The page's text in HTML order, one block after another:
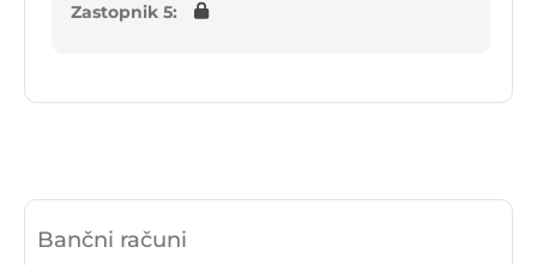
Zastopnik 5:
Bančni računi